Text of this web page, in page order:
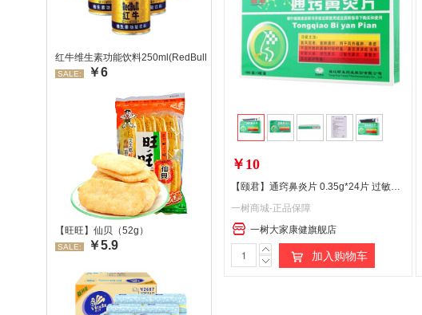
红牛维生素功能饮料250ml(RedBull/红牛)
SALE: ￥6
【旺旺】仙贝（52g）
SALE: ￥5.9
￥10
【颐君】通窍鼻炎片 0.35g*24片 过敏性鼻 鼻炎片
一树商城-正品保障
一树大家康健旗舰店
加入购物车